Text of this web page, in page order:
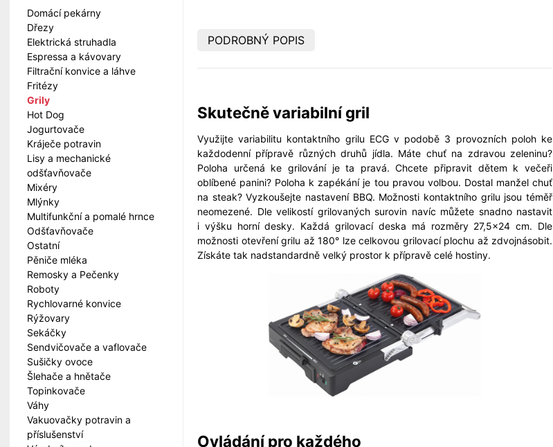
Domácí pekárny
Dřezy
Elektrická struhadla
Espressa a kávovary
Filtrační konvice a láhve
Fritézy
Grily
Hot Dog
Jogurtovače
Kráječe potravin
Lisy a mechanické
odšťavňovače
Mixéry
Mlýnky
Multifunkční a pomalé hrnce
Odšťavňovače
Ostatní
Pěniče mléka
Remosky a Pečenky
Roboty
Rychlovarné konvice
Rýžovary
Sekáčky
Sendvičovače a vaflovače
Sušičky ovoce
Šlehače a hnětače
Topinkovače
Váhy
Vakuovačky potravin a
příslušenství
PODROBNÝ POPIS
Skutečně variabilní gril
Využijte variabilitu kontaktního grilu ECG v podobě 3 provozních poloh ke
každodenní přípravě různých druhů jídla. Máte chuť na zdravou zeleninu?
Poloha určená ke grilování je ta pravá. Chcete připravit dětem k večeři
oblíbené panini? Poloha k zapékání je tou pravou volbou. Dostal manžel chuť
na steak? Vyzkoušejte nastavení BBQ. Možnosti kontaktního grilu jsou téměř
neomezené. Dle velikostí grilovaných surovin navíc můžete snadno nastavit
i výšku horní desky. Každá grilovací deska má rozměry 27,5×24 cm. Dle
možnosti otevření grilu až 180° lze celkovou grilovací plochu až zdvojnásobit.
Získáte tak nadstandardně velký prostor k přípravě celé hostiny.
Ovládání pro každého